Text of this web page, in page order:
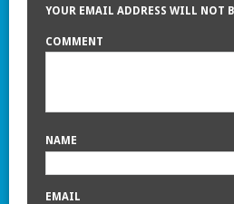
YOUR EMAIL ADDRESS WILL NOT
COMMENT
NAME
EMAIL